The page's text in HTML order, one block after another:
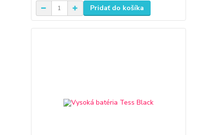
Pridať do košíka